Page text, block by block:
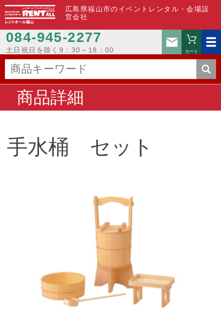
広島県福山市のイベントレンタル・会場設
営会社
084-945-2277
土日祝日を除く9：30～18：00
お問い
カート
商品詳細
手水桶 セット